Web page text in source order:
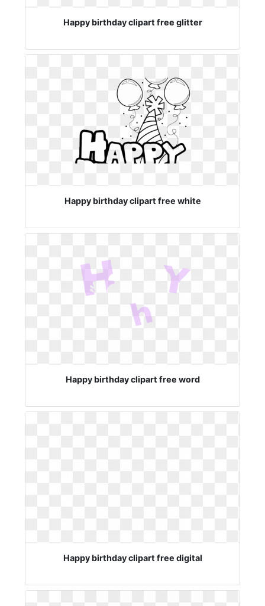
Happy birthday clipart free glitter
Happy birthday clipart free white
Happy birthday clipart free word
Happy birthday clipart free digital